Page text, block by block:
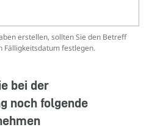
erstellen, sollten Sie den Betreff
Fälligkeitsdatum festlegen.
bei der
noch folgende